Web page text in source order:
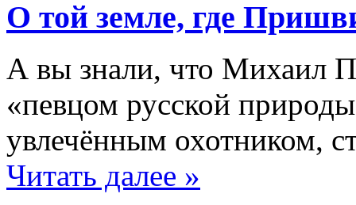
О той земле, где
А вы знали, что Михаил
«певцом русской
увлечённым охотником,
Читать далее »